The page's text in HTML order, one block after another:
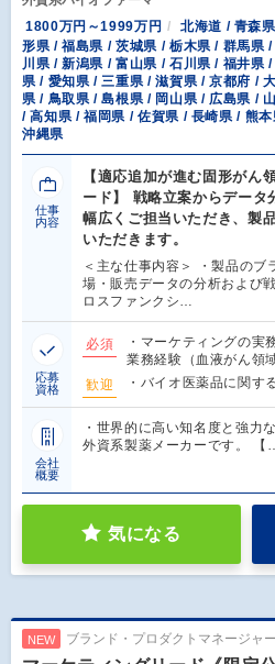
1800万円～1999万円
北海道 / 青森
形県 / 福島県 / 茨城県 / 栃木県 / 群馬県
川県 / 新潟県 / 富山県 / 石川県 / 福井県
県 / 愛知県 / 三重県 / 滋賀県 / 京都府 /
県 / 鳥取県 / 島根県 / 岡山県 / 広島県 /
/ 高知県 / 福岡県 / 佐賀県 / 長崎県 / 熊
沖縄県
仕事
内容
【適応追加が進む固形がん
ード】 戦略立案からデータ
幅広くご担当いただき、製
いただきます。
＜主な仕事内容＞ ・製品のブ
場・販売データの分析および
ロスファンクシ…
応募
資格
必須
・マーケティングの実
業務経験（血液がん領
歓迎
・バイオ医薬品に関す
会社
概要
・世界的に高い知名度と強力
外資系製薬メーカーです。 【…
気になる
NEW ブランド・プロダクトマネージャー